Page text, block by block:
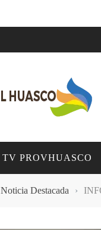
TV PROVHUASCO
Noticia Destacada ›